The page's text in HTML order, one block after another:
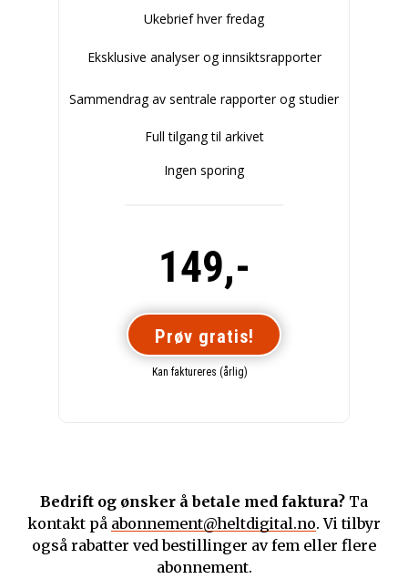
Ukebrief hver fredag
Eksklusive analyser og innsiktsrapporter
Sammendrag av sentrale rapporter og studier
Full tilgang til arkivet
Ingen sporing
149,-
Prøv gratis!
Kan faktureres (årlig)
Bedrift og ønsker å betale med faktura? Ta
kontakt på abonnement@heltdigital.no. Vi tilbyr
også rabatter ved bestillinger av fem eller flere
abonnement.